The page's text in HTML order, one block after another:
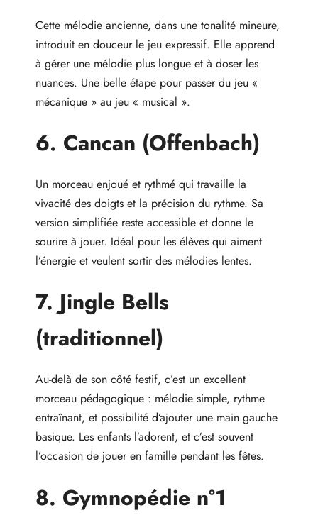
Cette mélodie ancienne, dans une tonalité mineure,
introduit en douceur le jeu expressif. Elle apprend
à gérer une mélodie plus longue et à doser les
nuances. Une belle étape pour passer du jeu «
mécanique » au jeu « musical ».
6. Cancan (Offenbach)
Un morceau enjoué et rythmé qui travaille la
vivacité des doigts et la précision du rythme. Sa
version simplifiée reste accessible et donne le
sourire à jouer. Idéal pour les élèves qui aiment
l’énergie et veulent sortir des mélodies lentes.
7. Jingle Bells
(traditionnel)
Au-delà de son côté festif, c’est un excellent
morceau pédagogique : mélodie simple, rythme
entraînant, et possibilité d’ajouter une main gauche
basique. Les enfants l’adorent, et c’est souvent
l’occasion de jouer en famille pendant les fêtes.
8. Gymnopédie n°1